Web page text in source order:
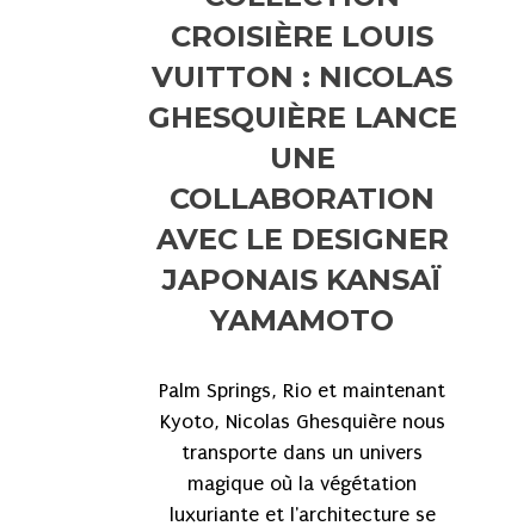
CROISIÈRE‬ LOUIS
VUITTON : NICOLAS
GHESQUIÈRE LANCE
UNE
COLLABORATION
AVEC LE DESIGNER
JAPONAIS KANSAÏ
YAMAMOTO
Palm Springs, Rio et maintenant
Kyoto, Nicolas Ghesquière nous
transporte dans un univers
magique où la végétation
luxuriante et l'architecture se